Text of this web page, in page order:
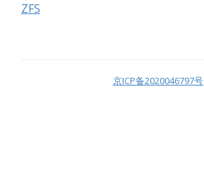
ZFS
京ICP备2020046797号